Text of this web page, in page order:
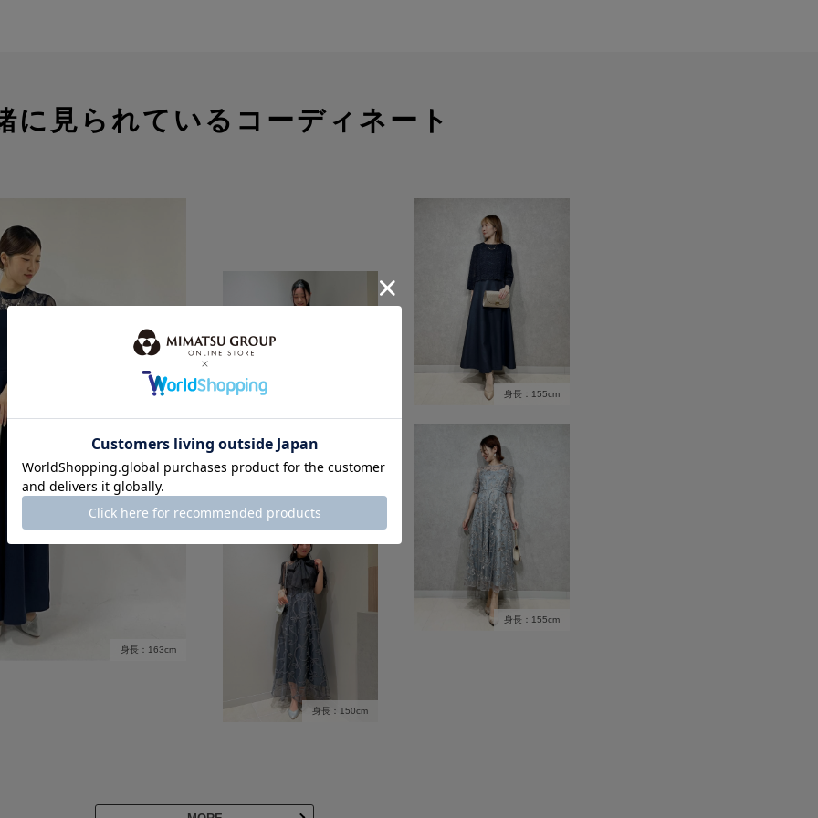
に見られているコーディネート
身長：163cm
身長：150cm
身長：155cm
身長：150cm
身長：155cm